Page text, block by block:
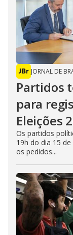
JORNAL DE
Partidos
para
Eleições
Os partidos
19h do dia 15
os pedidos...